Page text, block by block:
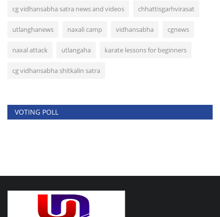
cg vidhansabha satra news and videos chhattisgarhvirasat
utlanghanews naxali camp vidhansabha cgnews
naxal attack utlangaha karate lessons for beginners
cg vidhansabha shitkalin satra
VOTING POLL